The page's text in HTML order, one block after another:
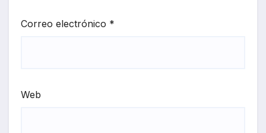
Correo electrónico *
Web